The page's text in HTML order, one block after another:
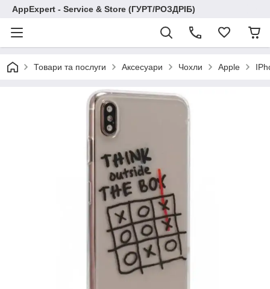
AppExpert - Service & Store (ГУРТ/РОЗДРІБ)
Товари та послуги Аксесуари Чохли Apple